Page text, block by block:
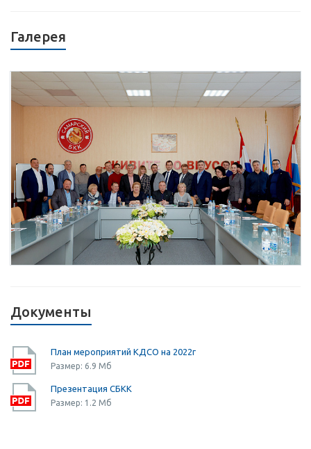
Галерея
Документы
План мероприятий КДСО на 2022г
Размер: 6.9 Мб
Презентация СБКК
Размер: 1.2 Мб